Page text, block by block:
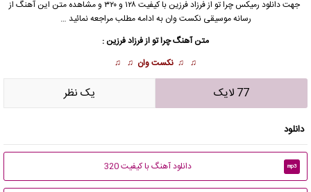
جهتدانلود رمیکس چرا تو ازفرزاد فرزین
با کیفیت ۱۲۸ و ۳۲۰ و مشاهده متن این آهنگ از
رسانه موسیقی نکست وان به ادامه مطلب مراجعه نمائید …
متن آهنگ چرا تو ازفرزاد فرزین :
♫ ♫ نکست وان ♫ ♫
77 لایک يک نظر
دانلود
mp3 دانلود آهنگ با کیفیت 320